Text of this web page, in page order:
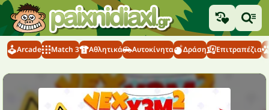
Arcade Match 3 Αθλητικά Αυτοκίνητα Δράση Επιτραπέζια